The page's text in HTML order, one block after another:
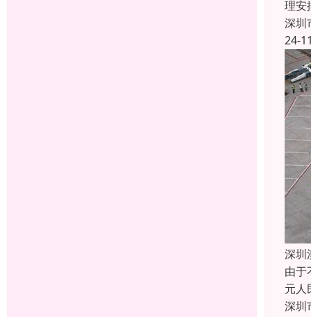
理安
深圳
24-
深圳
由于
元人
深圳